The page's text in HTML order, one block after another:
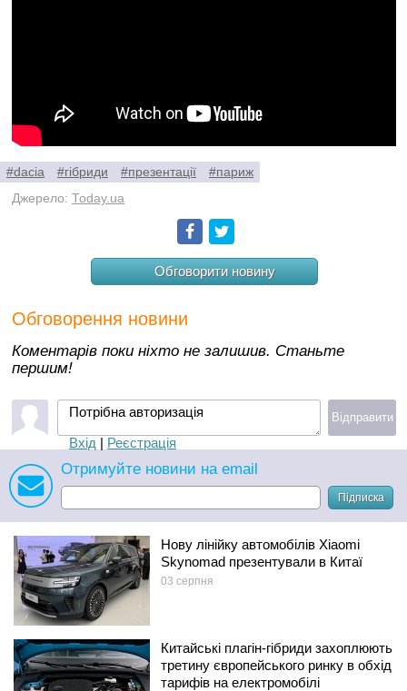
#dacia #гібриди #презентації
#париж
Джерело: Today.ua
Facebook
Обговорити новину
Обговорення новини
Коментарів поки ніхто не залишив. Станьте
першим!
Потрібна авторизація
Вхід | Реєстрація
Відправити
Отримуйте новини на email
Підписка
Нову лінійку автомобілів Xiaomi
Skynomad презентували в Китаї
03 серпня
Китайські плагін-гібриди захоплюють
третину європейського ринку в обхід
тарифів на електромобілі